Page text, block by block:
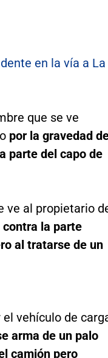
en la vía a La
que se ve
por la gravedad
parte del capo de
ve al propietario
la parte
al tratarse de un
vehículo de
arma de un palo
camión pero